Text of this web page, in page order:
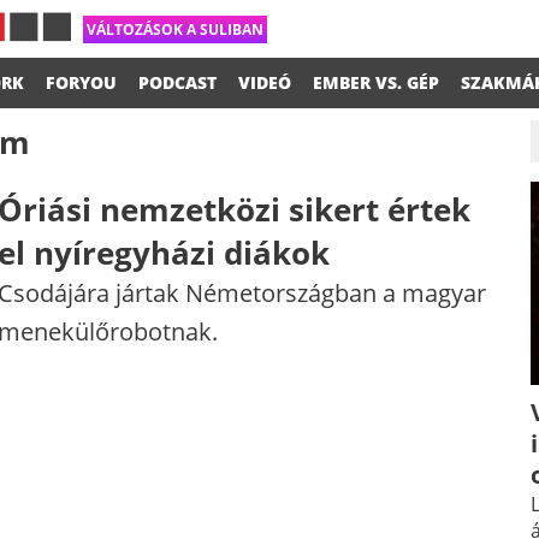
VÁLTOZÁSOK A SULIBAN
FORYOU PODCAST VIDEÓ EMBER VS. GÉP
nemzetközi sikert értek
nyíregyházi diákok
jártak Németországban a magyar